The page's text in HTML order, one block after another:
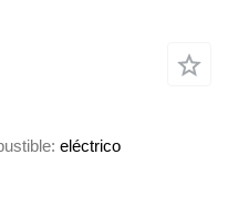
eléctrico